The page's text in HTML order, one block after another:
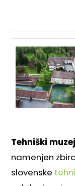
Tehniški
namenjen
slovenske